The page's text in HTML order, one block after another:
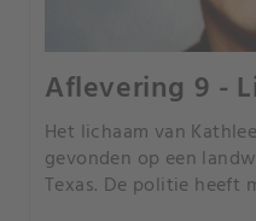
Aflevering 9 -
Het lichaam van
gevonden op een
Texas. De politie heeft